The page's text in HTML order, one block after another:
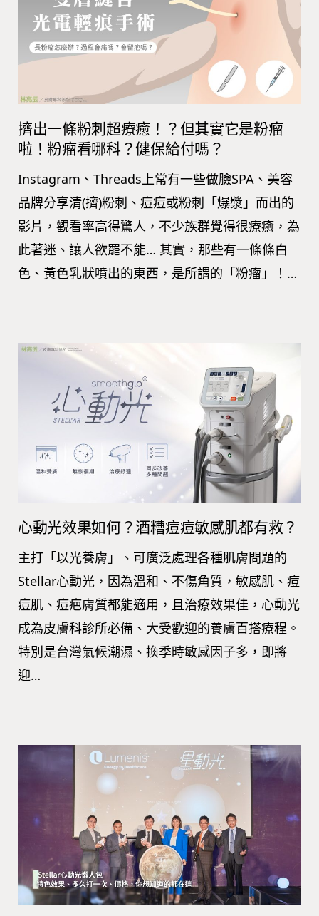
擠出一條粉刺超療癒！？但其實它是粉瘤
啦！粉瘤看哪科？健保給付嗎？
Instagram、Threads上常有一些做臉SPA、美容
品牌分享清(擠)粉刺、痘痘或粉刺「爆漿」而出的
影片，觀看率高得驚人，不少族群覺得很療癒，為
此著迷、讓人欲罷不能… 其實，那些有一條條白
色、黃色乳狀噴出的東西，是所謂的「粉瘤」！…
心動光效果如何？酒糟痘痘敏感肌都有救？
主打「以光養膚」、可廣泛處理各種肌膚問題的
Stellar心動光，因為溫和、不傷角質，敏感肌、痘
痘肌、痘疤膚質都能適用，且治療效果佳，心動光
成為皮膚科診所必備、大受歡迎的養膚百搭療程。
特別是台灣氣候潮濕、換季時敏感因子多，即將
迎…